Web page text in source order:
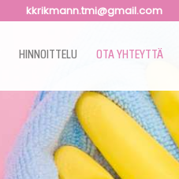
kkrikmann.tmi@gmail.com
HINNOITTELU OTA YHTEYTTÄ